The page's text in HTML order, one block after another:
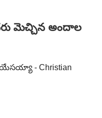
మెచ్చిన అందాల
- Christian